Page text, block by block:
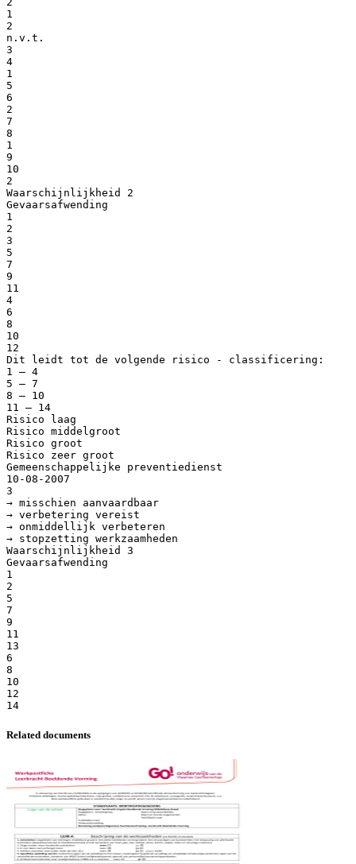
1
2
n.v.t.
3
4
1
5
6
2
7
8
1
9
10
2
Waarschijnlijkheid 2
Gevaarsafwending
1
2
3
5
7
9
11
4
6
8
10
12
Dit leidt tot de volgende risico - classificering:
1 – 4
5 – 7
8 – 10
11 – 14
Risico laag
Risico middelgroot
Risico groot
Risico zeer groot
Gemeenschappelijke preventiedienst
10-08-2007
3
→ misschien aanvaardbaar
→ verbetering vereist
→ onmiddellijk verbeteren
→ stopzetting werkzaamheden
Waarschijnlijkheid 3
Gevaarsafwending
1
2
5
7
9
11
13
6
8
10
12
Related documents